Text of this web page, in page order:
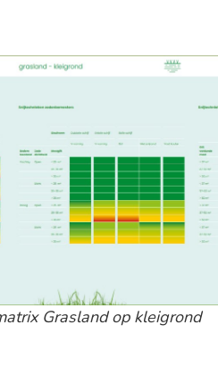
Grasland op kleigrond